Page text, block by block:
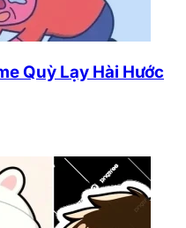
Quỳ Lạy Hài Hước